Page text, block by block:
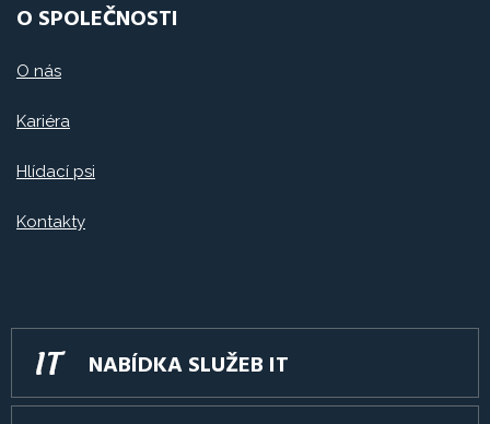
O SPOLEČNOSTI
O nás
Kariéra
Hlídací psi
Kontakty
NABÍDKA SLUŽEB IT